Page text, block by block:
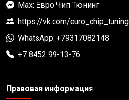
Max: Евро Чип Тюнинг
https://vk.com/euro_chip_tuning
WhatsApp: +79317082148
+7 8452 99-13-76
Правовая информация